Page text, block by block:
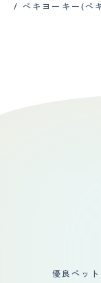
ペキヨーキー(ペ
優良ペッ